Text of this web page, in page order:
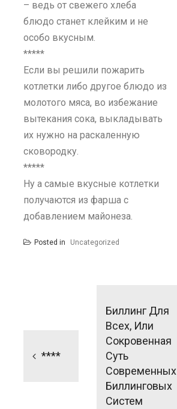
– ведь от свежего хлеба
блюдо станет клейким и не
особо вкусным.
*****
Если вы решили пожарить
котлетки либо другое блюдо из
молотого мяса, во избежание
вытекания сока, выкладывать
их нужно на раскаленную
сковородку.
*****
Ну а самые вкусные котлетки
получаются из фарша с
добавлением майонеза.
Posted in Uncategorized
****
Биллинг Для
Всех, Или
Сокровенная
Суть
Современных
Биллинговых
Систем